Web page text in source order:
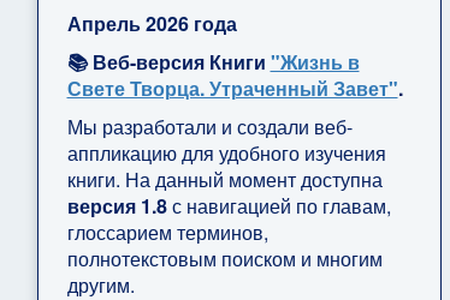
Апрель 2026 года
📚 Веб-версия Книги "Жизнь в
Свете Творца. Утраченный Завет".
Мы разработали и создали веб-
аппликацию для удобного изучения
книги. На данный момент доступна
версия 1.8с навигацией по главам,
глоссарием терминов,
полнотекстовым поиском и многим
другим.